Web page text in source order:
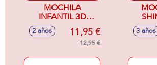
MOCHILA
INFANTIL 3D
PEPPA PIG
25X31X10 CM
2 años 11,95 €
12,95 €
3 años